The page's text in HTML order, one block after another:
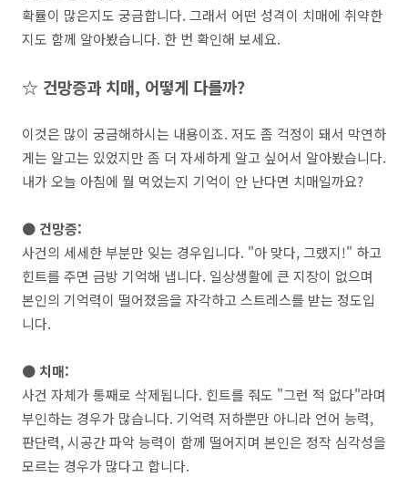
확률이 많은지도 궁금합니다. 그래서 어떤 성격이 치매에 취약한
지도 함께 알아봤습니다. 한 번 확인해 보세요.
☆ 건망증과 치매, 어떻게 다를까?
이것은 많이 궁금해하시는 내용이죠. 저도 좀 걱정이 돼서 막연하
게는 알고는 있었지만 좀 더 자세하게 알고 싶어서 알아봤습니다.
내가 오늘 아침에 뭘 먹었는지 기억이 안 난다면 치매일까요?
● 건망증:
사건의 세세한 부분만 잊는 경우입니다. "아 맞다, 그랬지!" 하고
힌트를 주면 금방 기억해 냅니다. 일상생활에 큰 지장이 없으며
본인의 기억력이 떨어졌음을 자각하고 스트레스를 받는 정도입
니다.
● 치매:
사건 자체가 통째로 삭제됩니다. 힌트를 줘도 "그런 적 없다"라며
부인하는 경우가 많습니다. 기억력 저하뿐만 아니라 언어 능력,
판단력, 시공간 파악 능력이 함께 떨어지며 본인은 정작 심각성을
모르는 경우가 많다고 합니다.